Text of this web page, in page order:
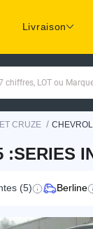
Livraison
chiffres, LOT ou
CRUZE /
:SERIES
(5) Berline